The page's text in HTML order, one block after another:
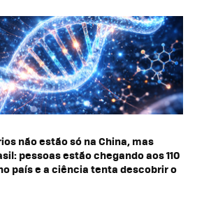
não estão só na China, mas
pessoas estão chegando aos 110
país e a ciência tenta descobrir o